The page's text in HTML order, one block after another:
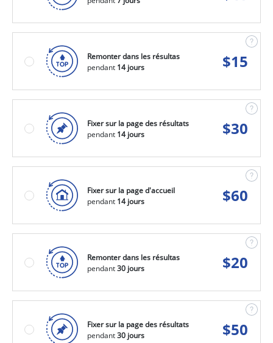
Remonter dans les résultas
pendant 14 jours $15
Fixer sur la page des résultats
pendant 14 jours $30
Fixer sur la page d'accueil
pendant 14 jours $60
Remonter dans les résultas
pendant30 jours $20
Fixer sur la page des résultats
pendant30 jours $50